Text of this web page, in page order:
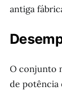
antiga
O conjunto
de potência